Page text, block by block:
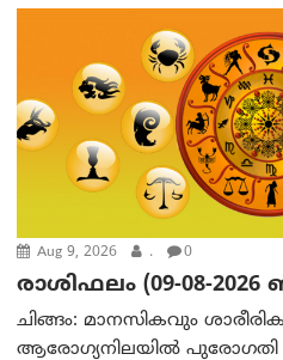
Aug 9, 2026 . 0
രാശിഫലം (09-08-
ചിങ്ങം: മാനസികവും
ആരോഗ്യനിലയിൽ പുരോഗതി